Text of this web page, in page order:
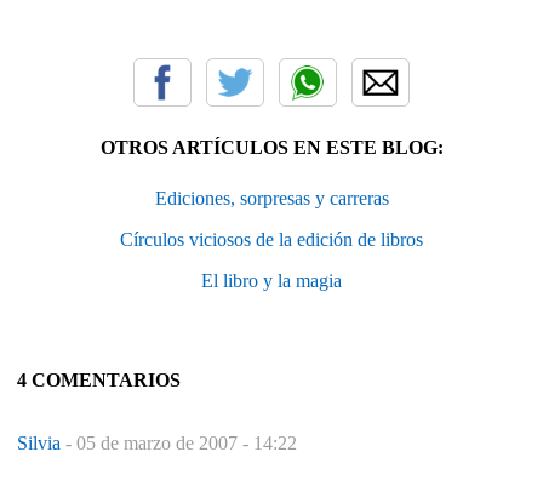
OTROS ARTÍCULOS EN ESTE BLOG:
Ediciones, sorpresas y carreras
Círculos viciosos de la edición de libros
El libro y la magia
4 COMENTARIOS
Silvia - 05 de marzo de 2007 - 14:22